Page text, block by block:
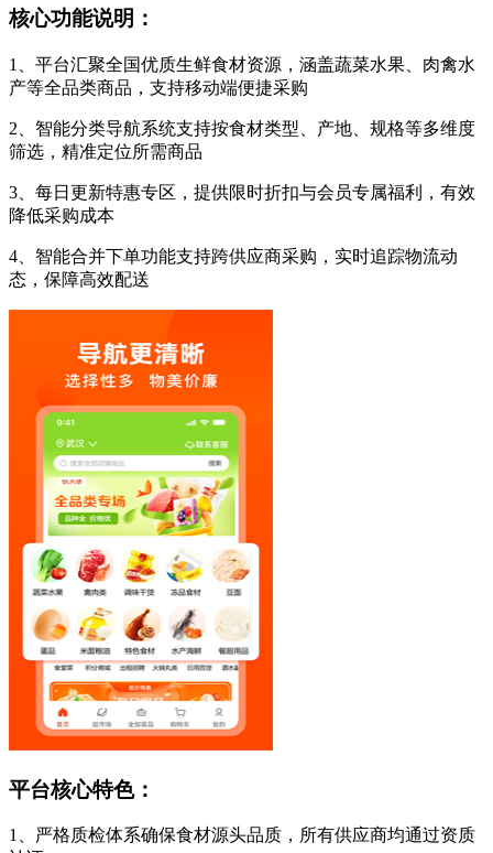
核心功能说明：
1、平台汇聚全国优质生鲜食材资源，涵盖蔬菜水果、肉禽水
产等全品类商品，支持移动端便捷采购
2、智能分类导航系统支持按食材类型、产地、规格等多维度
筛选，精准定位所需商品
3、每日更新特惠专区，提供限时折扣与会员专属福利，有效
降低采购成本
4、智能合并下单功能支持跨供应商采购，实时追踪物流动
态，保障高效配送
平台核心特色：
1、严格质检体系确保食材源头品质，所有供应商均通过资质